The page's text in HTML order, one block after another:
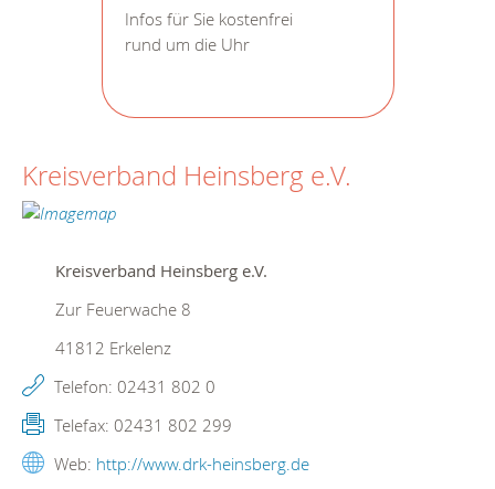
Infos für Sie kostenfrei
rund um die Uhr
Kreisverband Heinsberg e.V.
Kreisverband Heinsberg e.V.
Zur Feuerwache 8
41812 Erkelenz
Telefon: 02431 802 0
Telefax: 02431 802 299
Web: http://www.drk-heinsberg.de